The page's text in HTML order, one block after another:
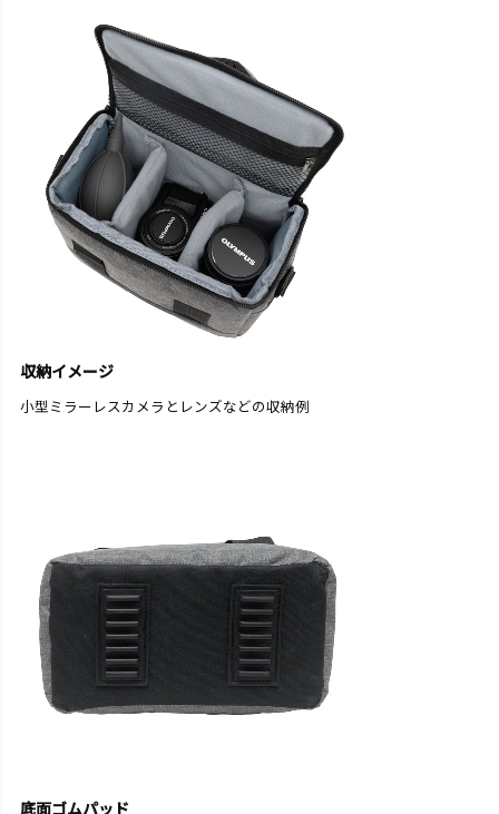
収納イメージ
小型ミラーレスカメラとレンズなどの収納例
底面ゴムパッド